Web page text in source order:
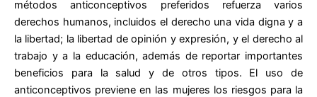
métodos anticonceptivos preferidos refuerza varios
derechos humanos, incluidos el derecho una vida digna y a
la libertad; la libertad de opinión y expresión, y el derecho al
trabajo y a la educación, además de reportar importantes
beneficios para la salud y de otros tipos. El uso de
anticonceptivos previene en las mujeres los riesgos para la